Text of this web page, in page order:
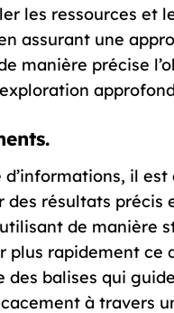
les ressources et
assurant une
manière précise
il est
résultats précis
de manière
rapidement ce
balises qui
à travers